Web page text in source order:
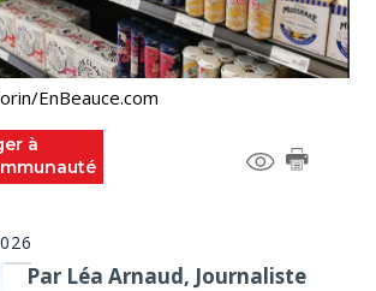
EnBeauce.com
à
Par Léa Arnaud, Journaliste